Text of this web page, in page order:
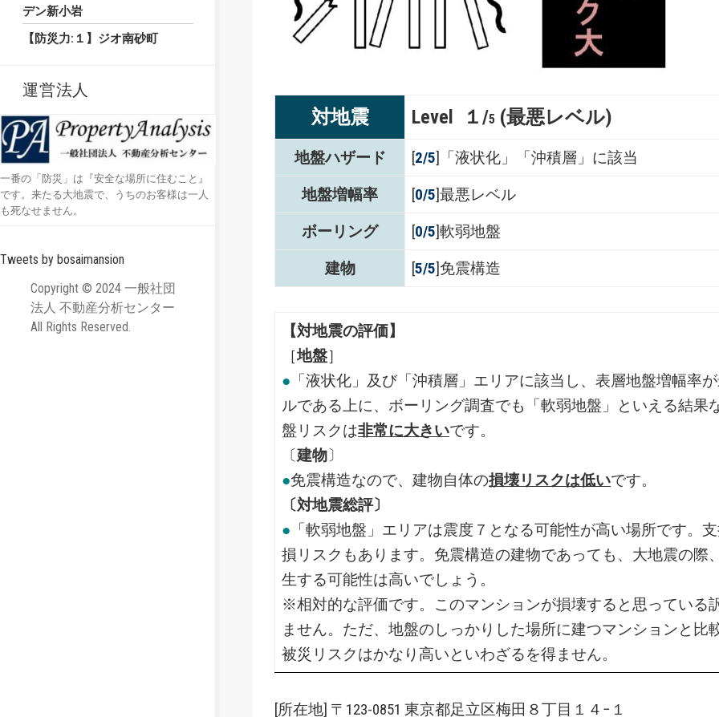
デン新小岩
【防災力:１】ジオ南砂町
運営法人
一番の「防災」は『安全な場所に住むこと』
です。来たる大地震で、うちのお客様は一人
も死なせません。
Tweets by bosaimansion
Copyright © 2024 一般社団
法人 不動産分析センター
All Rights Reserved.
対地震 Level １/5 (最悪レベル)
地盤ハザード [2/5]「液状化」「沖積層」に該当
地盤増幅率
[0/5]最悪レベル
ボーリング
[0/5]軟弱地盤
建物
[5/5]免震構造
【対地震の評価】
［地盤］
● 「液状化」及び「沖積層」エリアに該当し、表層地盤増幅率
ルである上に、ボーリング調査でも「軟弱地盤」といえる結果
盤リスクは非常に大きいです。
〔建物〕
●免震構造なので、建物自体の損壊リスクは低いです。
〔対地震総評〕
● 「軟弱地盤」エリアは震度７となる可能性が高い場所です。
損リスクもあります。免震構造の建物であっても、大地震の際
生する可能性は高いでしょう。
※相対的な評価です。このマンションが損壊すると思っている
ません。ただ、地盤のしっかりした場所に建つマンションと比
被災リスクはかなり高いといわざるを得ません。
[所在地] 〒123-0851 東京都足立区梅田８丁目１４−１